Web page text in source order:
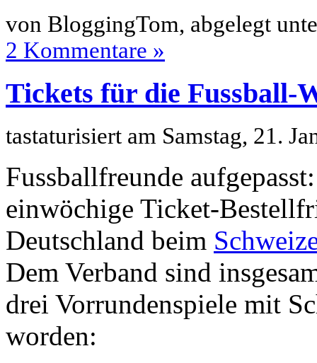
von BloggingTom, abgelegt
2 Kommentare »
Tickets für die Fussball-
tastaturisiert am Samstag, 21.
Fussballfreunde
einwöchige Ticket-
Deutschland beim
Dem Verband sind
drei Vorrundenspiele mit
worden: